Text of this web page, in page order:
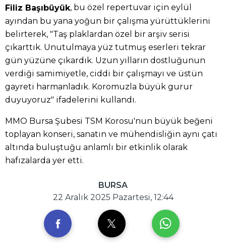
Filiz Başıbüyük, bu özel repertuvar için eylül
ayından bu yana yoğun bir çalışma yürüttüklerini
belirterek, "Taş plaklardan özel bir arşiv serisi
çıkarttık. Unutulmaya yüz tutmuş eserleri tekrar
gün yüzüne çıkardık. Uzun yılların dostluğunun
verdiği samimiyetle, ciddi bir çalışmayı ve üstün
gayreti harmanladık. Koromuzla büyük gurur
duyuyoruz" ifadelerini kullandı.
MMO Bursa Şubesi TSM Korosu'nun büyük beğeni
toplayan konseri, sanatın ve mühendisliğin aynı çatı
altında buluştuğu anlamlı bir etkinlik olarak
hafızalarda yer etti.
BURSA
22 Aralık 2025 Pazartesi, 12:44